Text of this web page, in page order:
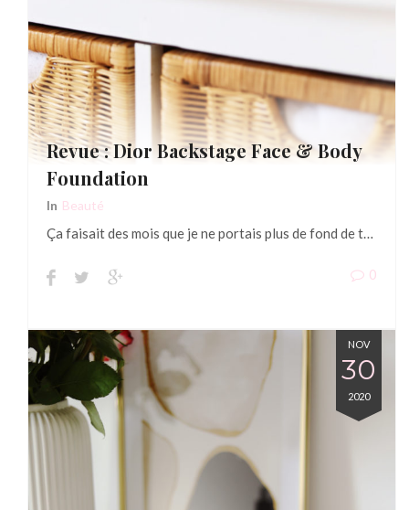
Revue : Dior Backstage Face & Body
Foundation
In Beauté
Ça faisait des mois que je ne portais plus de fond de t…
0
NOV
30
2020